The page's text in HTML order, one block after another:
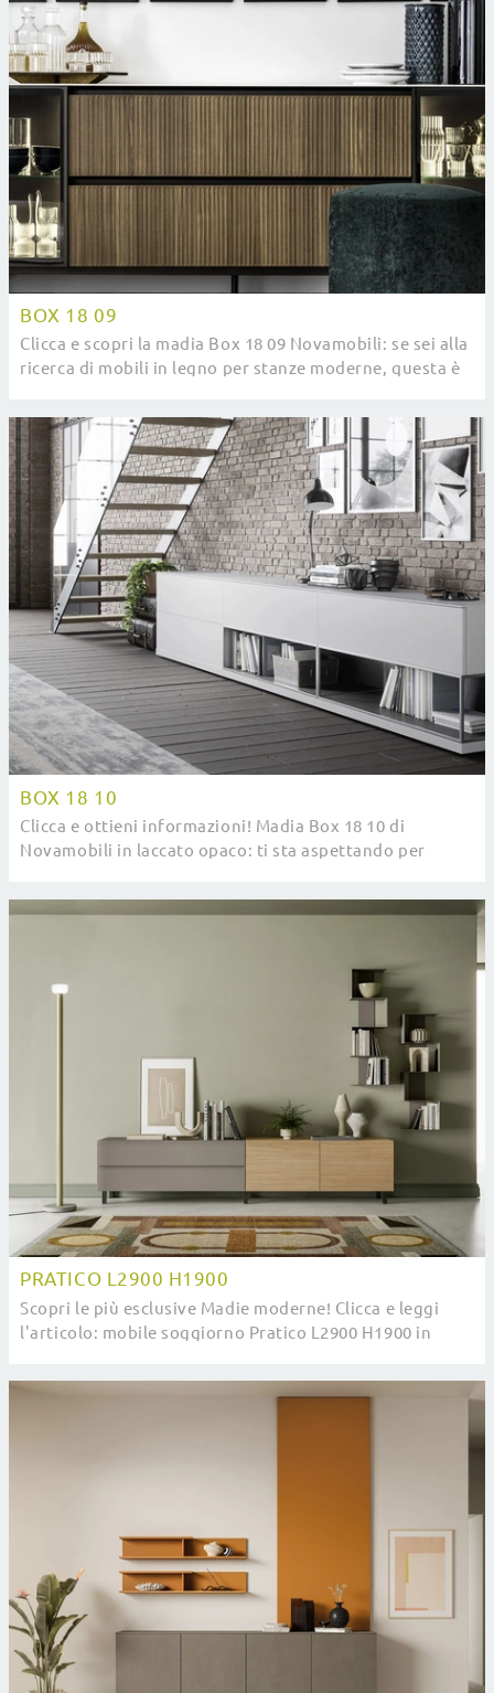
BOX 18 09
Clicca e scopri la madia Box 18 09 Novamobili: se sei alla
ricerca di mobili in legno per stanze moderne, questa è
BOX 18 10
Clicca e ottieni informazioni! Madia Box 18 10 di
Novamobili in laccato opaco: ti sta aspettando per
PRATICO L2900 H1900
Scopri le più esclusive Madie moderne! Clicca e leggi
l'articolo: mobile soggiorno Pratico L2900 H1900 in